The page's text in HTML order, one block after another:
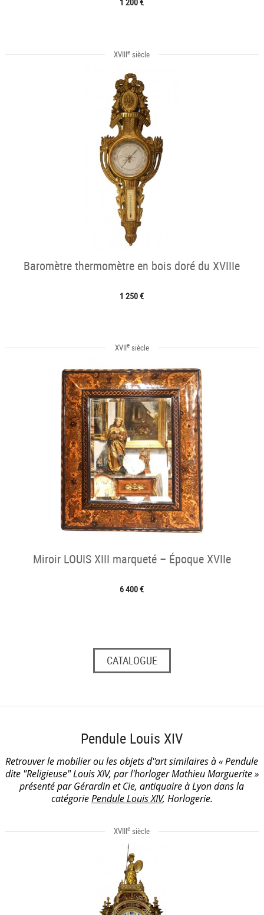
XVIIIe siècle
Baromètre thermomètre en bois doré du XVIIIe
1 250 €
XVIIesiècle
Miroir LOUIS XIII marqueté – Époque XVIIe
6 400 €
CATALOGUE
Pendule Louis XIV
Retrouver le mobilier ou les objets d''art similaires à « Pendule
dite "Religieuse" Louis XIV, par l'horloger Mathieu Marguerite »
présenté par Gérardin et Cie, antiquaire à Lyon dans la
catégoriePendule Louis XIV, Horlogerie.
XVIIIe siècle